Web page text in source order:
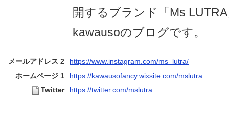
開する ブランド 「 Ms
kawausoのブログです。
メールアドレス 2
https://www.instagram.com/ms_lutra/
ホームページ 1
https://kawausofancy.wixsite.com/mslutra
Twitter
https://twitter.com/mslutra